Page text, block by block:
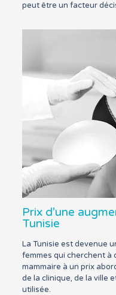
peut être un facteur
Prix d’une
Tunisie
La Tunisie est devenue
femmes qui cherchent à
mammaire à un prix
de la clinique, de la ville
utilisée.